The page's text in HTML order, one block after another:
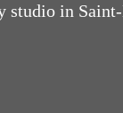
studio in